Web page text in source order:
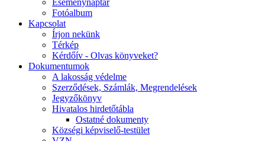
Eseménynaptár
Fotóalbum
Kapcsolat
Írjon nekünk
Térkép
Kérdőív - Olvas könyveket?
Dokumentumok
A lakosság védelme
Szerződések, Számlák, Megrendelések
Jegyzőkönyv
Hivatalos hirdetőtábla
Ostatné dokumenty
Községi képviselő-testület